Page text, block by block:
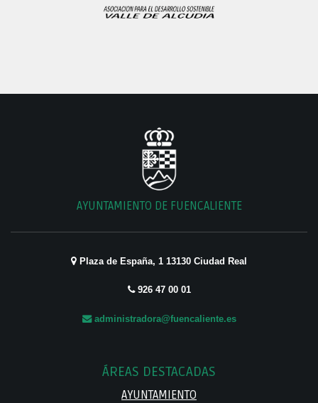
AYUNTAMIENTO DE FUENCALIENTE
Plaza de España, 1 13130 Ciudad Real
926 47 00 01
administradora@fuencaliente.es
ÁREAS DESTACADAS
AYUNTAMIENTO